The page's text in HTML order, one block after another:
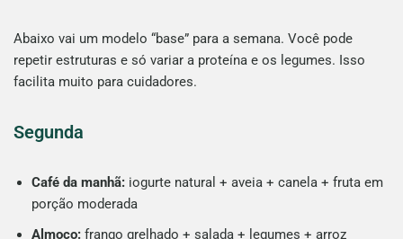
Abaixo vai um modelo “base” para a semana. Você pode
repetir estruturas e só variar a proteína e os legumes. Isso
facilita muito para cuidadores.
Segunda
Café da manhã: iogurte natural + aveia + canela + fruta em
porção moderada
Almoço: frango grelhado + salada + legumes + arroz